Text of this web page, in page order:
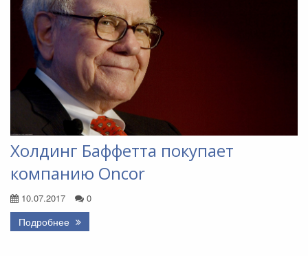
Холдинг Баффетта покупает
компанию Oncor
10.07.2017 0
Подробнее